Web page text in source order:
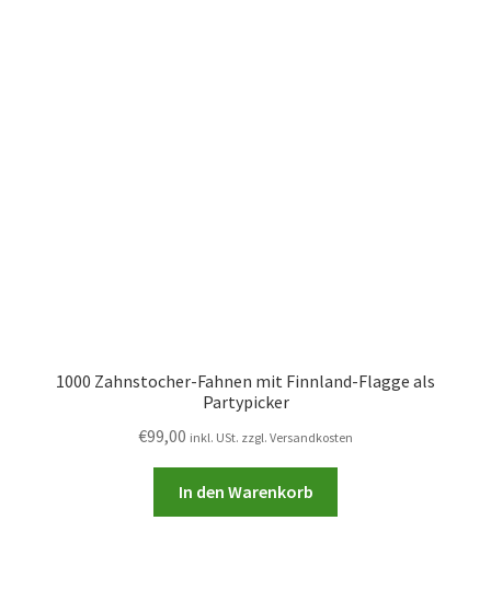
1000 Zahnstocher-Fahnen mit Finnland-Flagge als
Partypicker
€99,00 inkl. USt. zzgl. Versandkosten
In den Warenkorb